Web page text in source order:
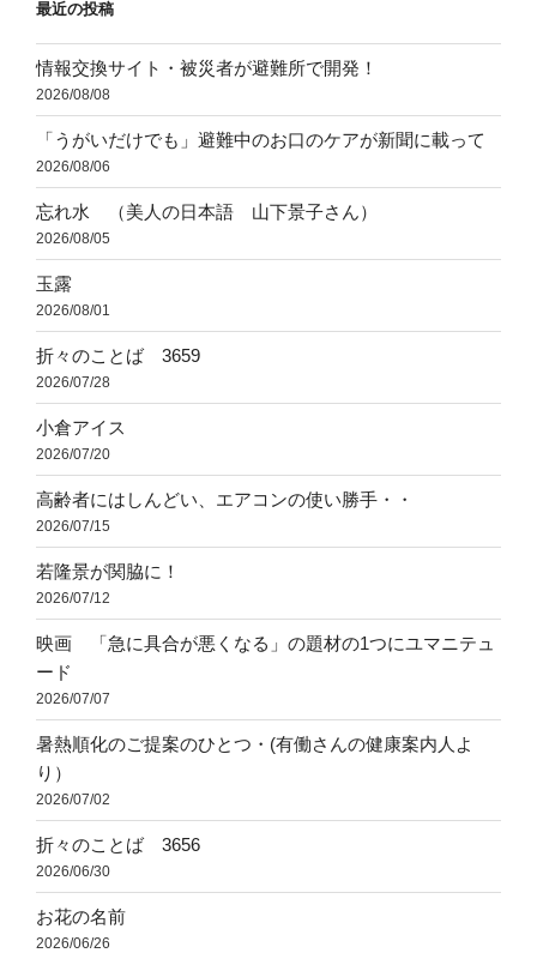
最近の投稿
情報交換サイト・被災者が避難所で開発！
2026/08/08
「うがいだけでも」避難中のお口のケアが新聞に載って
2026/08/06
忘れ水 （美人の日本語 山下景子さん）
2026/08/05
玉露
2026/08/01
折々のことば 3659
2026/07/28
小倉アイス
2026/07/20
高齢者にはしんどい、エアコンの使い勝手・・
2026/07/15
若隆景が関脇に！
2026/07/12
映画 「急に具合が悪くなる」の題材の1つにユマニテュ
ード
2026/07/07
暑熱順化のご提案のひとつ・(有働さんの健康案内人よ
り）
2026/07/02
折々のことば 3656
2026/06/30
お花の名前
2026/06/26